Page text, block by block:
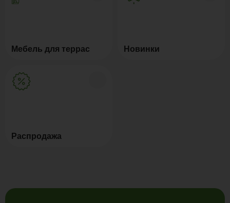
Мебель для террас Новинки
Распродажа